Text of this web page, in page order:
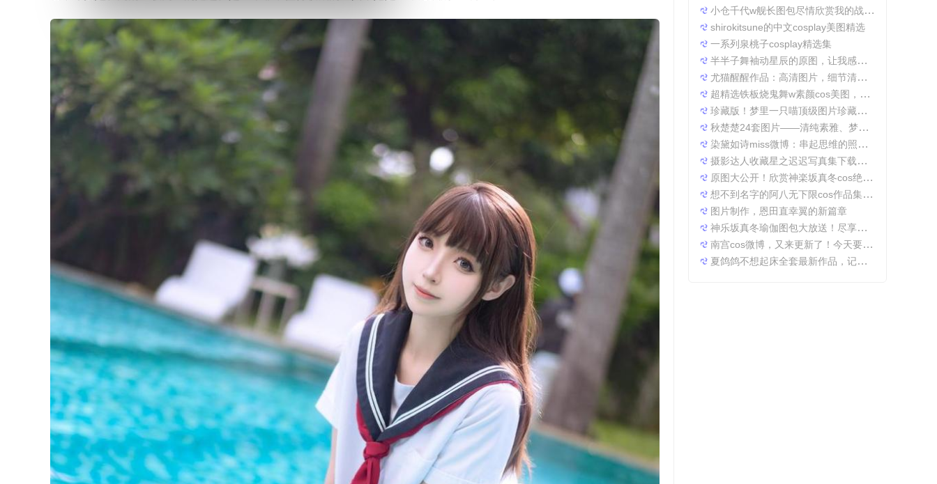
小仓千代w舰长图包尽情欣赏我的战场作品集
shirokitsune的中文cosplay美图精选
一系列泉桃子cosplay精选集
半半子舞袖动星辰的原图，让我感受到了摄影的魅力
尤猫醒醒作品：高清图片，细节清晰展现真实美。
超精选铁板烧鬼舞w素颜cos美图，一定不会让你失望
珍藏版！梦里一只喵顶级图片珍藏套装。
秋楚楚24套图片——清纯素雅、梦幻唯美，成就一张张经典美图。
染黛如诗miss微博：串起思维的照片收集
摄影达人收藏星之迟迟写真集下载，原图分享带来无限想象空间。
原图大公开！欣赏神楽坂真冬cos绝対服従的高清细节
想不到名字的阿八无下限cos作品集锦，带你领略不一般的角色扮演魅力
图片制作，恩田直幸翼的新篇章
神乐坂真冬瑜伽图包大放送！尽享原图精粹
南宫cos微博，又来更新了！今天要分享一些特别的东西哦。
夏鸽鸽不想起床全套最新作品，记录最美时光。